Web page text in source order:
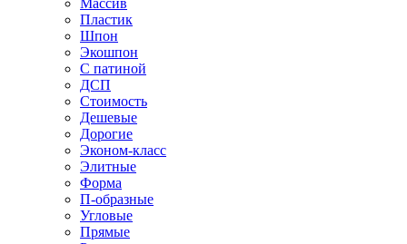
Массив
Пластик
Шпон
Экошпон
С патиной
ДСП
Стоимость
Дешевые
Дорогие
Эконом-класс
Элитные
Форма
П-образные
Угловые
Прямые